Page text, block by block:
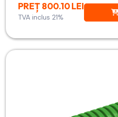
PREȚ 800.10 LEI
TVA inclus 21%